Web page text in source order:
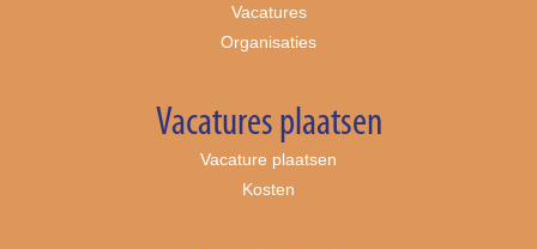
Vacatures
Organisaties
Vacatures plaatsen
Vacature plaatsen
Kosten